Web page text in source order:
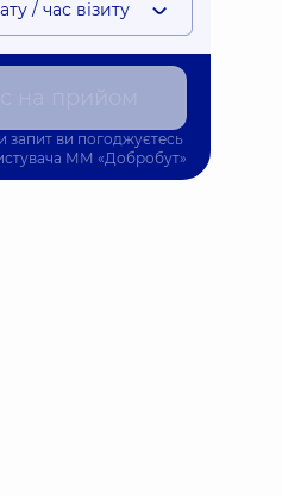
/ час візиту
запит ви погоджуєтесь
ММ «Добробут»